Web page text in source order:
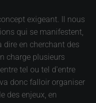
exigeant. Il nous
qui se manifestent,
dire en cherchant des
charge plusieurs
tel ou tel d'entre
donc falloir organiser
des enjeux, en